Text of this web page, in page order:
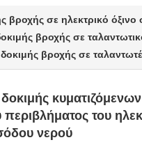
βροχής σε ηλεκτρικό
βροχής σε
βροχής σε
του
νερού